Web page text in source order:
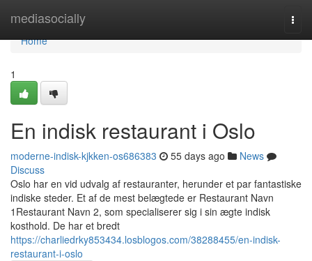
mediasocially
Home
Home
1
En indisk restaurant i Oslo
moderne-indisk-kjkken-os686383 55 days ago
News
Discuss
Oslo har en vid udvalg af restauranter, herunder et par fantastiske
indiske steder. Et af de mest belægtede er Restaurant Navn
1Restaurant Navn 2, som specialiserer sig i sin ægte indisk
kosthold. De har et bredt
https://charliedrky853434.losblogos.com/38288455/en-indisk-
restaurant-i-oslo